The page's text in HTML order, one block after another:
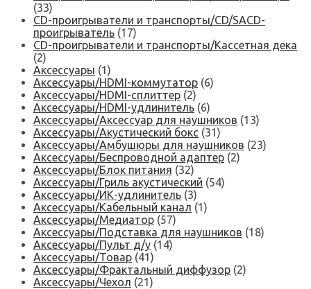
(33)
CD-проигрыватели и транспорты/CD/SACD-
проигрыватель (17)
CD-проигрыватели и транспорты/Кассетная дека
(2)
Аксессуары (1)
Аксессуары/HDMI-коммутатор (6)
Аксессуары/HDMI-сплиттер (2)
Аксессуары/HDMI-удлинитель (6)
Аксессуары/Аксессуар для наушников (13)
Аксессуары/Акустический бокс (31)
Аксессуары/Амбушюры для наушников (23)
Аксессуары/Беспроводной адаптер (2)
Аксессуары/Блок питания (32)
Аксессуары/Гриль акустический (54)
Аксессуары/ИК-удлинитель (3)
Аксессуары/Кабельный канал (1)
Аксессуары/Медиатор (57)
Аксессуары/Подставка для наушников (18)
Аксессуары/Пульт д/у (14)
Аксессуары/Товар (41)
Аксессуары/Фрактальный диффузор (2)
Аксессуары/Чехол (21)